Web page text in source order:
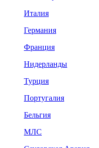
Италия
Германия
Франция
Нидерланды
Турция
Португалия
Бельгия
МЛС